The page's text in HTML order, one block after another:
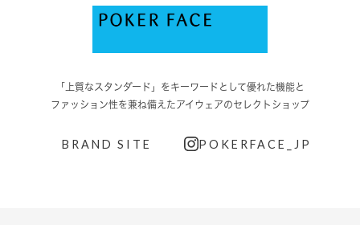
「上質なスタンダード」をキーワードとして優れた機能と
ファッション性を兼ね備えたアイウェアのセレクトショップ
BRAND SITE POKERFACE_JP